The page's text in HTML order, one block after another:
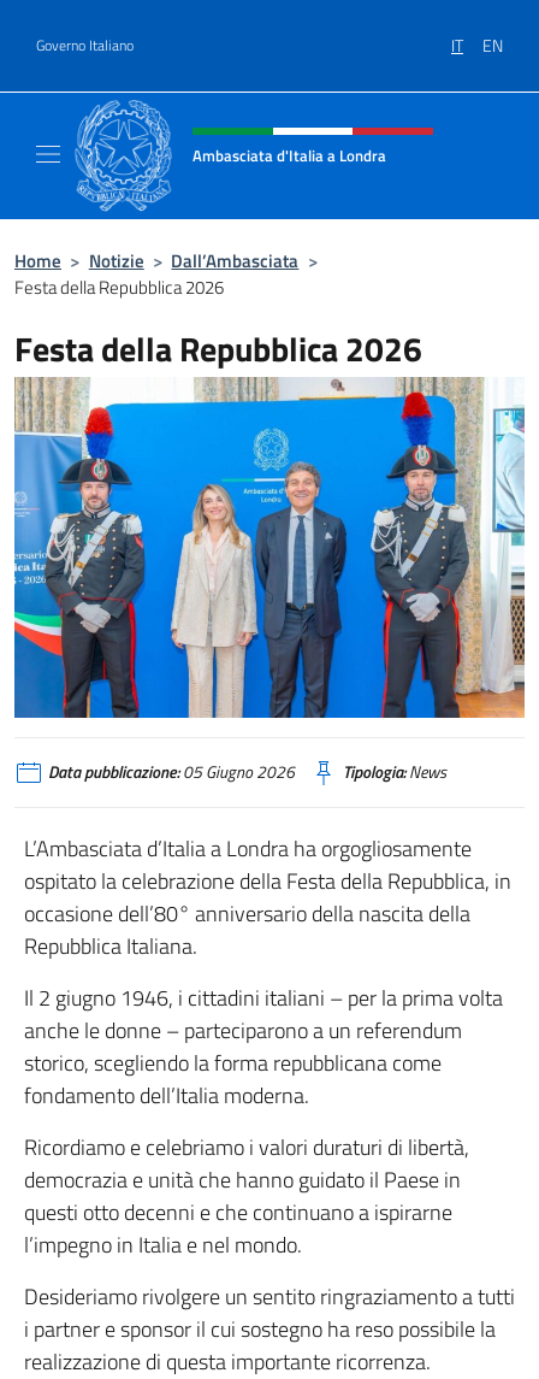
Governo Italiano IT EN
Intestazione sito, social e menù
Ambasciata d'Italia a Londra
Home > Notizie > Dall’Ambasciata >
Festa della Repubblica 2026
Festa della Repubblica 2026
Data pubblicazione:05 Giugno 2026 Tipologia:News
L’Ambasciata d’Italia a Londra ha orgogliosamente
ospitato la celebrazione della Festa della Repubblica, in
occasione dell’80° anniversario della nascita della
Repubblica Italiana.
Il 2 giugno 1946, i cittadini italiani – per la prima volta
anche le donne – parteciparono a un referendum
storico, scegliendo la forma repubblicana come
fondamento dell’Italia moderna.
Ricordiamo e celebriamo i valori duraturi di libertà,
democrazia e unità che hanno guidato il Paese in
questi otto decenni e che continuano a ispirarne
l’impegno in Italia e nel mondo.
Desideriamo rivolgere un sentito ringraziamento a tutti
i partner e sponsor il cui sostegno ha reso possibile la
realizzazione di questa importante ricorrenza.